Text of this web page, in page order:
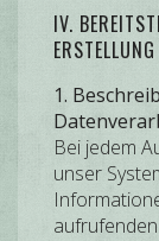
IV.
1.
Bei jedem
unser